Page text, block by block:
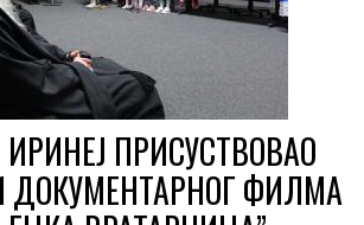
ПРИСУСТВОВАО
ДОКУМЕНТАРНОГ ФИЛМА